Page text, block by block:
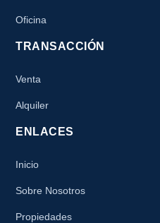
Oficina
TRANSACCIÓN
Venta
Alquiler
ENLACES
Inicio
Sobre Nosotros
Propiedades